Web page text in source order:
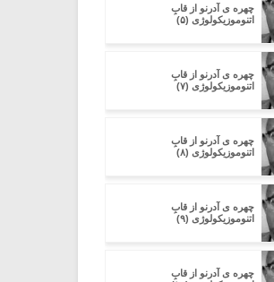
چهره ی آدرنو از قابِ
اتنوموزیکولوژی (۵)
چهره ی آدرنو از قابِ
اتنوموزیکولوژی (۷)
چهره ی آدرنو از قابِ
اتنوموزیکولوژی (۸)
چهره ی آدرنو از قابِ
اتنوموزیکولوژی (۹)
چهره ی آدرنو از قابِ